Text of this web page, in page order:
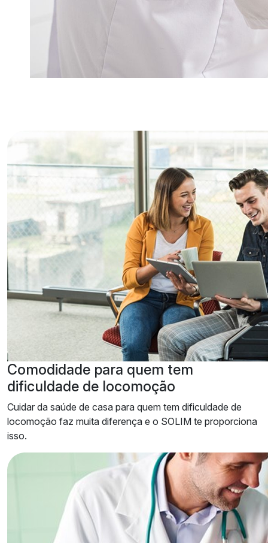
Comodidade para quem tem
dificuldade de locomoção
Cuidar da saúde de casa para quem tem dificuldade de
locomoção faz muita diferença e o SOLIM te proporciona
isso.